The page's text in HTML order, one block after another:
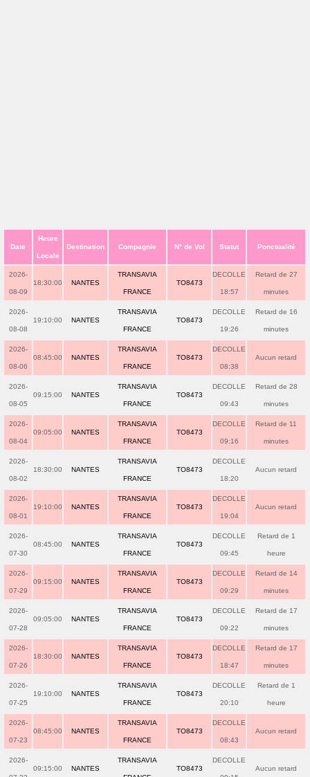
Date
Heure
Locale
Destination Compagnie N° de Vol Statut Ponctualité
2026-
08-09
18:30:00 NANTES
TRANSAVIA
FRANCE
TO8473
DECOLLE
18:57
Retard de 27
minutes
2026-
08-08
19:10:00 NANTES
TRANSAVIA
FRANCE
TO8473
DECOLLE
19:26
Retard de 16
minutes
2026-
08-06
08:45:00 NANTES
TRANSAVIA
FRANCE
TO8473
DECOLLE
08:38
Aucun retard
2026-
08-05
09:15:00 NANTES
TRANSAVIA
FRANCE
TO8473
DECOLLE
09:43
Retard de 28
minutes
2026-
08-04
09:05:00 NANTES
TRANSAVIA
FRANCE
TO8473
DECOLLE
09:16
Retard de 11
minutes
2026-
08-02
18:30:00 NANTES
TRANSAVIA
FRANCE
TO8473
DECOLLE
18:20
Aucun retard
2026-
08-01
19:10:00 NANTES
TRANSAVIA
FRANCE
TO8473
DECOLLE
19:04
Aucun retard
2026-
07-30
08:45:00 NANTES
TRANSAVIA
FRANCE
TO8473
DECOLLE
09:45
Retard de 1
heure
2026-
07-29
09:15:00 NANTES
TRANSAVIA
FRANCE
TO8473
DECOLLE
09:29
Retard de 14
minutes
2026-
07-28
09:05:00 NANTES
TRANSAVIA
FRANCE
TO8473
DECOLLE
09:22
Retard de 17
minutes
2026-
07-26
18:30:00 NANTES
TRANSAVIA
FRANCE
TO8473
DECOLLE
18:47
Retard de 17
minutes
2026-
07-25
19:10:00 NANTES
TRANSAVIA
FRANCE
TO8473
DECOLLE
20:10
Retard de 1
heure
2026-
07-23
08:45:00 NANTES
TRANSAVIA
FRANCE
TO8473
DECOLLE
08:43
Aucun retard
2026-
09:15:00 NANTES
TRANSAVIA
TO8473
DECOLLE
Aucun retard